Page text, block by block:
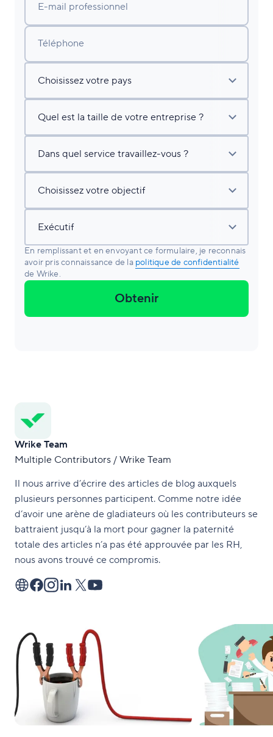
E-mail professionnel
Téléphone
En remplissant et en envoyant ce formulaire, je reconnais
avoir pris connaissance de la politique de confidentialité
de Wrike.
Obtenir
Wrike Team
Multiple Contributors / Wrike Team
Il nous arrive d’écrire des articles de blog auxquels
plusieurs personnes participent. Comme notre idée
d’avoir une arène de gladiateurs où les contributeurs se
battraient jusqu’à la mort pour gagner la paternité
totale des articles n’a pas été approuvée par les RH,
nous avons trouvé ce compromis.